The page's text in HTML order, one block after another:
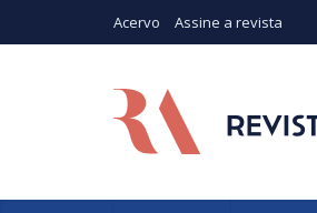
Acervo Assine a revista